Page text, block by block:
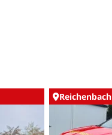
Reichenbach